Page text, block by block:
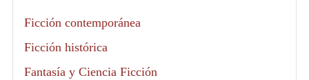
Ficción contemporánea
Ficción histórica
Fantasía y Ciencia Ficción